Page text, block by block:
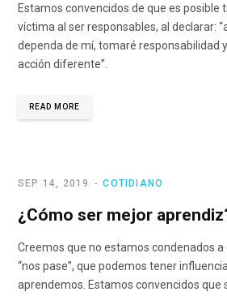
Estamos convencidos de que es posible
víctima al ser responsables, al declarar:
dependa de mí, tomaré responsabilidad
acción diferente”.
READ MORE
COTIDIANO
SEP 14, 2019
¿Cómo ser mejor
Creemos que no estamos condenados
“nos pase”, que podemos tener
aprendemos. Estamos convencidos que